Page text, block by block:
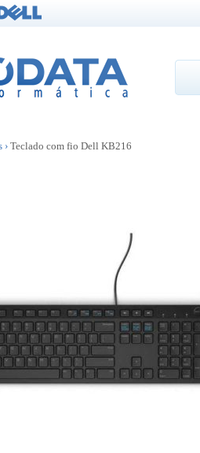
› Teclado com fio Dell KB216